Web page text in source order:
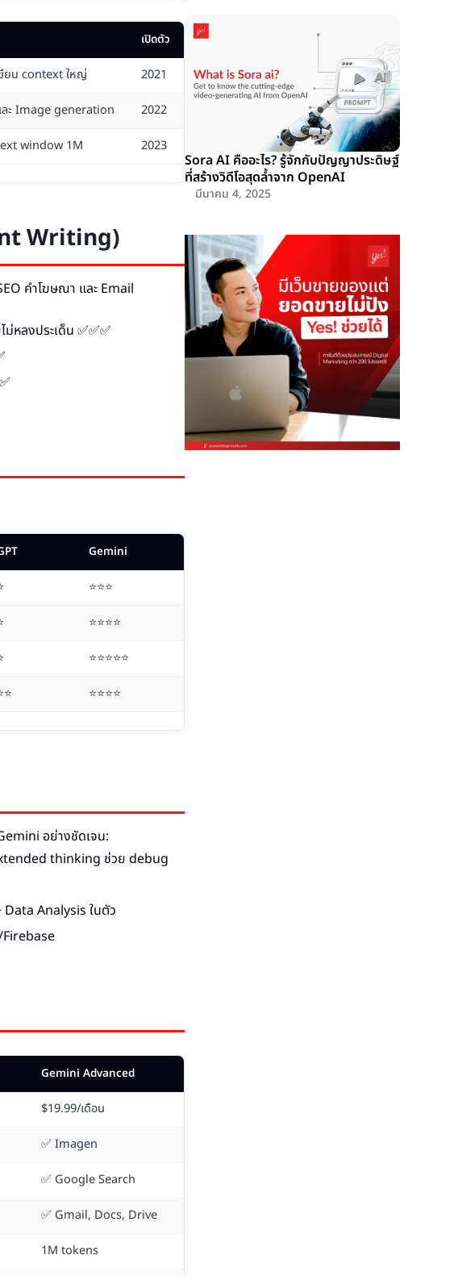
เปิดตัว
ยน context ใหญ่
2021
ะ Image generation
2022
window 1M 2023
Writing)
คำโฆษณา และ Email
หลงประเด็น ✅✅✅
Gemini
⭐⭐⭐
⭐⭐⭐⭐
⭐⭐⭐⭐⭐
⭐⭐⭐⭐
อย่างชัดเจน:
thinking ช่วย debug
Analysis ในตัว
Gemini Advanced
$19.99/เดือน
✅ Imagen
✅ Google Search
✅ Gmail, Docs, Drive
1M tokens
Sora AI คืออะไร? รู้จักกับปัญญาประดิษฐ์
ที่สร้างวิดีโอสุดล้ำจาก OpenAI
มีนาคม 4, 2025